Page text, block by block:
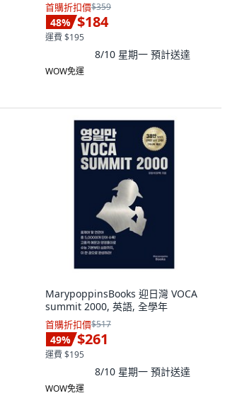
首購折扣價$359
48% $184
運費 $195
8/10 星期一 預計送達
WOW免運
MarypoppinsBooks 迎日灣 VOCA
summit 2000, 英語, 全學年
首購折扣價$517
49% $261
運費 $195
8/10 星期一 預計送達
WOW免運